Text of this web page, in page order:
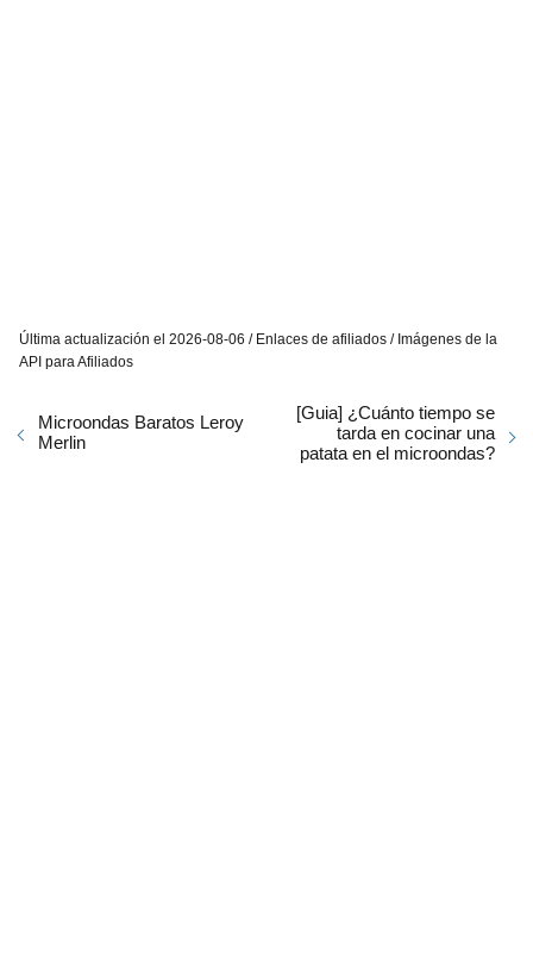
Última actualización el 2026-08-06 / Enlaces de afiliados / Imágenes de la
API para Afiliados
Microondas Baratos Leroy
Merlin
[Guia] ¿Cuánto tiempo se
tarda en cocinar una
patata en el microondas?